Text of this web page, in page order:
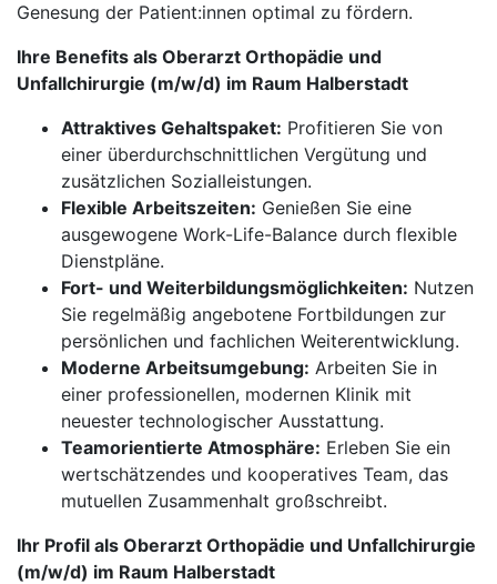
Genesung der Patient:innen optimal zu fördern.
Ihre Benefits als Oberarzt Orthopädie und
Unfallchirurgie (m/w/d) im Raum Halberstadt
Attraktives Gehaltspaket: Profitieren Sie von
einer überdurchschnittlichen Vergütung und
zusätzlichen Sozialleistungen.
Flexible Arbeitszeiten: Genießen Sie eine
ausgewogene Work-Life-Balance durch flexible
Dienstpläne.
Fort- und Weiterbildungsmöglichkeiten: Nutzen
Sie regelmäßig angebotene Fortbildungen zur
persönlichen und fachlichen Weiterentwicklung.
Moderne Arbeitsumgebung: Arbeiten Sie in
einer professionellen, modernen Klinik mit
neuester technologischer Ausstattung.
Teamorientierte Atmosphäre: Erleben Sie ein
wertschätzendes und kooperatives Team, das
mutuellen Zusammenhalt großschreibt.
Ihr Profil als Oberarzt Orthopädie und Unfallchirurgie
(m/w/d) im Raum Halberstadt